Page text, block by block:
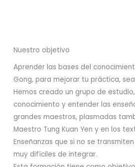
Nuestro objetivo
Aprender las bases del
Gong, para mejorar tu práctica,
Hemos creado un grupo de
conocimiento y entender las
grandes maestros, plasmadas
Maestro Tung Kuan Yen y en los
Enseñanzas que si no se
muy difíciles de integrar.